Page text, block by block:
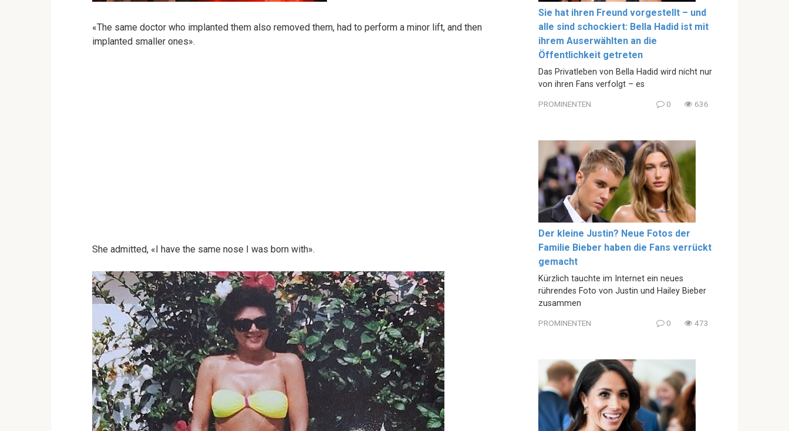
«The same doctor who implanted them also removed them, had to perform a minor lift, and then
implanted smaller ones».
She admitted, «I have the same nose I was born with».
Sie hat ihren Freund vorgestellt – und
alle sind schockiert: Bella Hadid ist mit
ihrem Auserwählten an die
Öffentlichkeit getreten
Das Privatleben von Bella Hadid wird nicht nur
von ihren Fans verfolgt – es
PROMINENTEN 0 636
Der kleine Justin? Neue Fotos der
Familie Bieber haben die Fans verrückt
gemacht
Kürzlich tauchte im Internet ein neues
rührendes Foto von Justin und Hailey Bieber
zusammen
PROMINENTEN 0 473